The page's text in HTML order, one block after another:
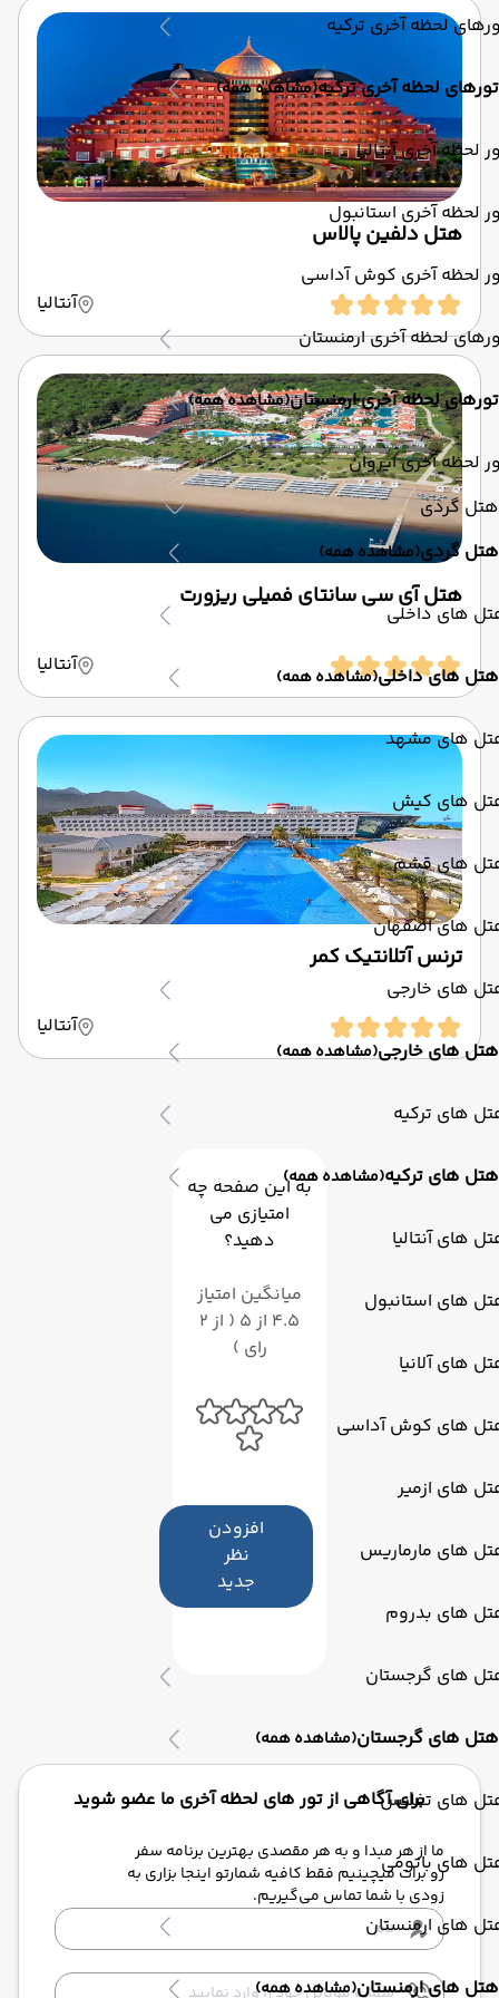
لحظه آخری ترکیه
تورهای لحظه آخری ترکیه(مشاهده همه)
لحظه آخری آنتالیا
لحظه آخری استانبول
لحظه آخری کوش آداسی
لحظه آخری ارمنستان
تورهای لحظه آخری ارمنستان(مشاهده همه)
لحظه آخری ایروان
هتل گردی
هتل گردی(مشاهده همه)
های داخلی
هتل های داخلی(مشاهده همه)
های مشهد
های کیش
های قشم
های اصفهان
های خارجی
هتل های خارجی(مشاهده همه)
های ترکیه
هتل های ترکیه(مشاهده همه)
های آنتالیا
های استانبول
های آلانیا
های کوش آداسی
های ازمیر
های مارماریس
های بدروم
های گرجستان
هتل های گرجستان(مشاهده همه)
های تفلیس
های باتومی
های ارمنستان
هتل های ارمنستان(مشاهده همه)
هتل دلفین پالاس
آنتالیا
هتل آی سی سانتای فمیلی ریزورت
آنتالیا
ترنس آتلانتیک کمر
آنتالیا
به این صفحه چه
امتیازی می
دهید؟
میانگین امتیاز
4.5 از 5 ( از 2
رای )
افزودن
نظر
جدید
برای آگاهی از تور های لحظه آخری ما عضو شوید
ما از هر مبدا و به هر مقصدی بهترین برنامه سفر
رو برات میچینیم فقط کافیه شمارتو اینجا بزاری به
زودی با شما تماس می‌گیریم.